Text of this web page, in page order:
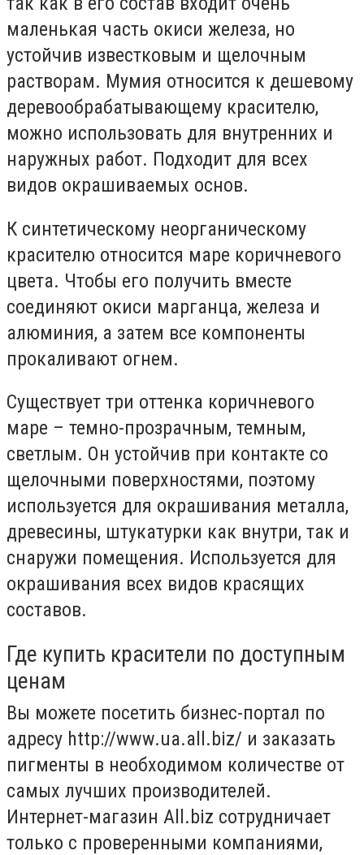
маленькая часть окиси железа, но
устойчив известковым и щелочным
растворам. Мумия относится к дешевому
деревообрабатывающему красителю,
можно использовать для внутренних и
наружных работ. Подходит для всех
видов окрашиваемых основ.
К синтетическому неорганическому
красителю относится маре коричневого
цвета. Чтобы его получить вместе
соединяют окиси марганца, железа и
алюминия, а затем все компоненты
прокаливают огнем.
Существует три оттенка коричневого
маре – темно-прозрачным, темным,
светлым. Он устойчив при контакте со
щелочными поверхностями, поэтому
используется для окрашивания металла,
древесины, штукатурки как внутри, так и
снаружи помещения. Используется для
окрашивания всех видов красящих
составов.
Где купить красители по доступным
ценам
Вы можете посетить бизнес-портал по
адресу http://www.ua.all.biz/ и заказать
пигменты в необходимом количестве от
самых лучших производителей.
Интернет-магазин All.biz сотрудничает
только с проверенными компаниями,